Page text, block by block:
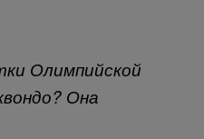
Олимпийской
Она